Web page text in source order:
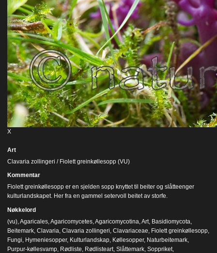
X
Art
Clavaria zollingeri / Fiolett greinkøllesopp (VU)
Kommentar
Fiolett greinkøllesopp er en sjelden sopp knyttet til beiter og slåtteenger
kulturlandskapet. Her fra en gammel setervoll beitet av storfe.
Nøkkelord
(vu) Agaricales Agaricomycetes Agaricomycotina Art Basidiomycota
Beitemark Clavaria Clavaria zollingeri Clavariaceae Fiolett greinkøllesopp
Fungi Hymeniesopper, Kulturlandskap Køllesopper, Naturbeitemark
Purpur-køllesvamp Rødliste Rødlisteart Slåttemark Soppriket